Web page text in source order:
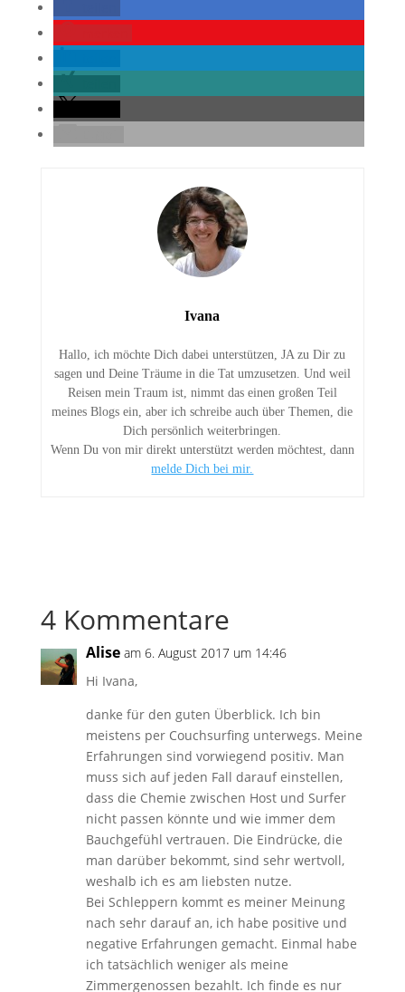
Ivana
Hallo, ich möchte Dich dabei unterstützen, JA zu Dir zu
sagen und Deine Träume in die Tat umzusetzen. Und weil
Reisen mein Traum ist, nimmt das einen großen Teil
meines Blogs ein, aber ich schreibe auch über Themen, die
Dich persönlich weiterbringen.
Wenn Du von mir direkt unterstützt werden möchtest, dann
melde Dich bei mir.
4 Kommentare
Alise am 6. August 2017 um 14:46
Hi Ivana,
danke für den guten Überblick. Ich bin
meistens per Couchsurfing unterwegs. Meine
Erfahrungen sind vorwiegend positiv. Man
muss sich auf jeden Fall darauf einstellen,
dass die Chemie zwischen Host und Surfer
nicht passen könnte und wie immer dem
Bauchgefühl vertrauen. Die Eindrücke, die
man darüber bekommt, sind sehr wertvoll,
weshalb ich es am liebsten nutze.
Bei Schleppern kommt es meiner Meinung
nach sehr darauf an, ich habe positive und
negative Erfahrungen gemacht. Einmal habe
ich tatsächlich weniger als meine
Zimmergenossen bezahlt. Ich finde es nur